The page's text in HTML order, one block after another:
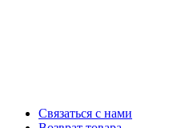
Связаться с нами